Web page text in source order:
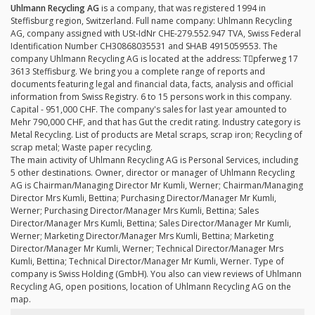
Uhlmann Recycling AG is a company, that was registered 1994 in
Steffisburg region, Switzerland. Full name company: Uhlmann Recycling
AG, company assigned with USt-IdNr CHE-279.552.947 TVA, Swiss Federal
Identification Number CH30868035531 and SHAB 4915059553. The
company Uhlmann Recycling AG is located at the address: Tِpferweg 17
3613 Steffisburg. We bring you a complete range of reports and
documents featuring legal and financial data, facts, analysis and official
information from Swiss Registry. 6 to 15 persons work in this company.
Capital - 951,000 CHF. The company's sales for last year amounted to
Mehr 790,000 CHF, and that has Gut the credit rating. Industry category is
Metal Recycling. List of products are Metal scraps, scrap iron; Recycling of
scrap metal; Waste paper recycling.
The main activity of Uhlmann Recycling AG is Personal Services, including
5 other destinations. Owner, director or manager of Uhlmann Recycling
AG is Chairman/Managing Director Mr Kumli, Werner; Chairman/Managing
Director Mrs Kumli, Bettina; Purchasing Director/Manager Mr Kumli,
Werner; Purchasing Director/Manager Mrs Kumli, Bettina; Sales
Director/Manager Mrs Kumli, Bettina; Sales Director/Manager Mr Kumli,
Werner; Marketing Director/Manager Mrs Kumli, Bettina; Marketing
Director/Manager Mr Kumli, Werner; Technical Director/Manager Mrs
Kumli, Bettina; Technical Director/Manager Mr Kumli, Werner. Type of
company is Swiss Holding (GmbH). You also can view reviews of Uhlmann
Recycling AG, open positions, location of Uhlmann Recycling AG on the
map.